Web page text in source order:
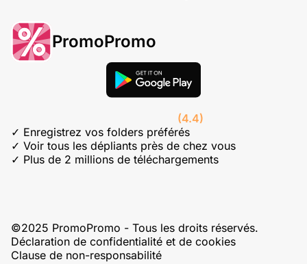
PromoPromo
(4.4)
✓ Enregistrez vos folders préférés
✓ Voir tous les dépliants près de chez vous
✓ Plus de 2 millions de téléchargements
©2025 PromoPromo - Tous les droits réservés.
Déclaration de confidentialité et de cookies
Clause de non-responsabilité